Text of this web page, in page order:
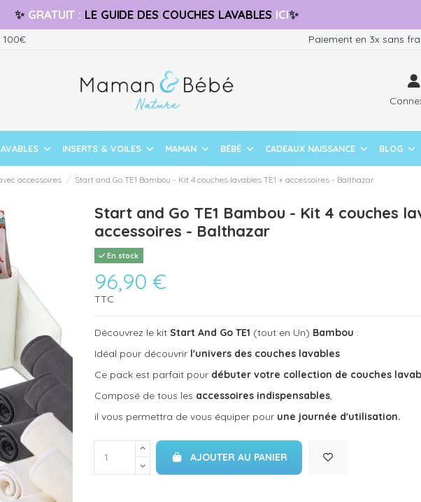
✨ GRATUIT : LE GUIDE DES COUCHES LAVABLES ICI✨
Paiement en 3x sans
INSERTS & VOILES MAMAN BÉBÉ CADEAUX NAISSANCE BLOG
accessoires Start and Go TE1 Bambou - Kit 4 couches lavables TE1 + accessoires - Balthazar
Start and Go TE1 Bambou - Kit 4 couches
accessoires - Balthazar
En stock
96,90 €
TTC
Découvrez le kit Start And Go TE1 (tout en Un) Bambou :
Idéal pour découvrir l'univers des couches lavables
Ce pack est parfait pour débuter votre collection de couches
Composé de tous les accessoires indispensables,
il vous permettra de vous équiper pour une journée d'utilisation.
AJOUTER AU PANIER